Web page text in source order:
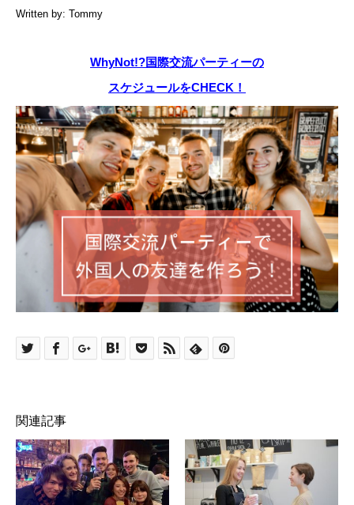
Written by: Tommy
WhyNot!?国際交流パーティーの
スケジュールをCHECK！
関連記事